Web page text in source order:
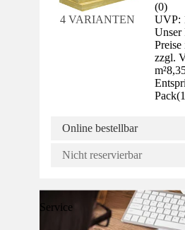
4 VARIANTEN
(0)
UVP:
zzgl.
m²
Pack(
Online bestellbar
Nicht reservierbar
Service